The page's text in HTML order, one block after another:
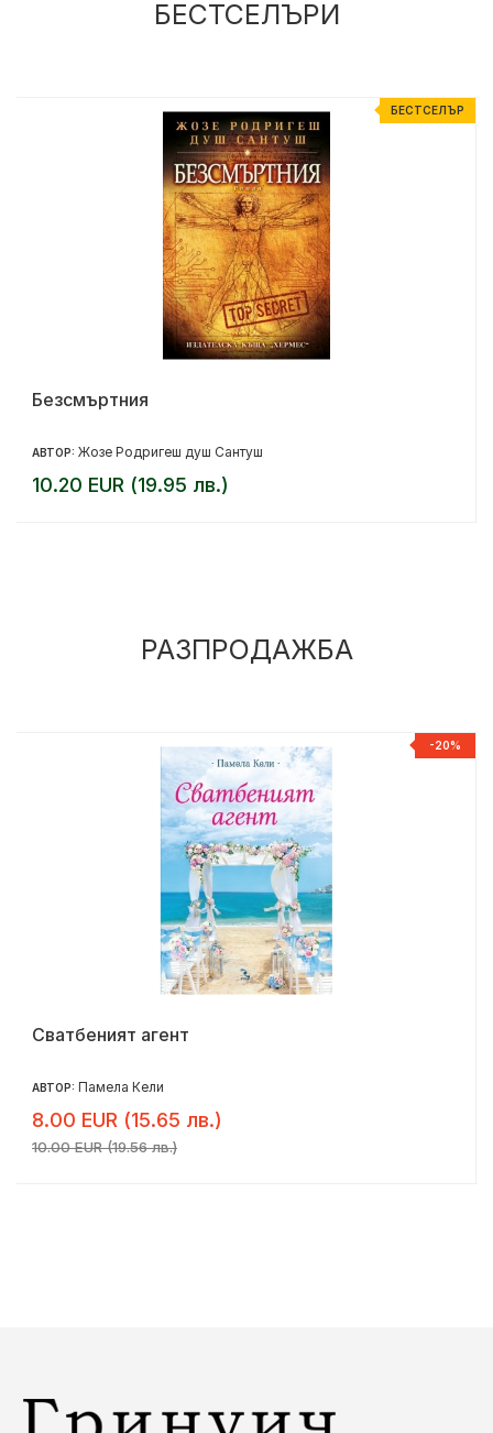
БЕСТСЕЛЪРИ
БЕСТСЕЛЪР
Безсмъртния
АВТОР: Жозе Родригеш душ Сантуш
10.20 EUR (19.95 лв.)
РАЗПРОДАЖБА
-20%
Сватбеният агент
АВТОР: Памела Кели
8.00 EUR (15.65 лв.)
10.00 EUR (19.56 лв.)